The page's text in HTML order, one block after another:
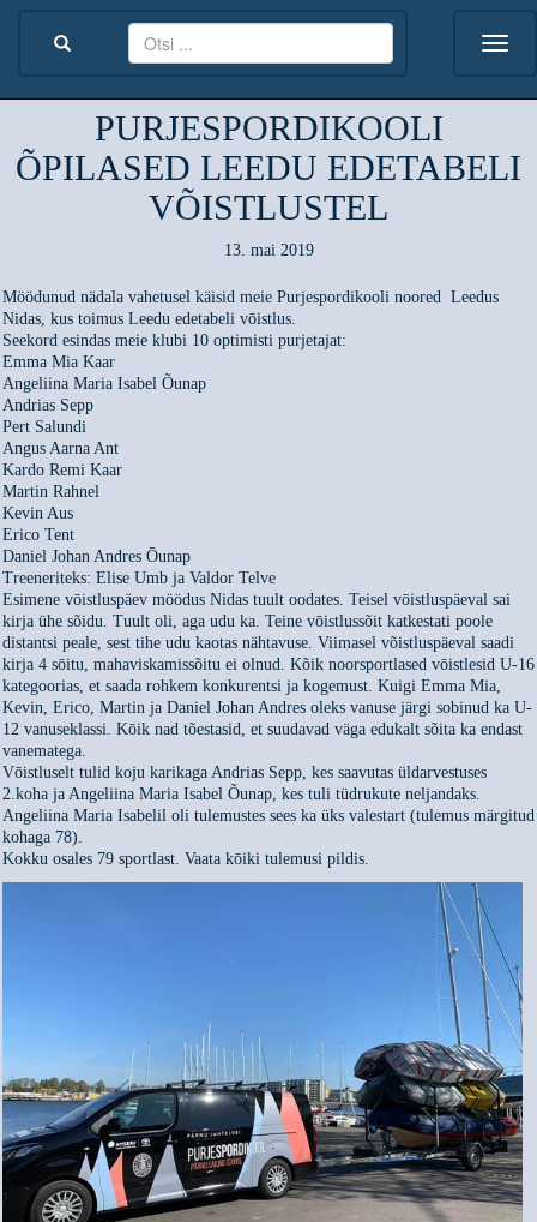
PURJESPORDIKOOLI
ÕPILASED LEEDU EDETABELI
VÕISTLUSTEL
13. mai 2019
Möödunud nädala vahetusel käisid meie Purjespordikooli noored Leedus
Nidas, kus toimus Leedu edetabeli vōistlus.
Seekord esindas meie klubi 10 optimisti purjetajat:
Emma Mia Kaar
Angeliina Maria Isabel Õunap
Andrias Sepp
Pert Salundi
Angus Aarna Ant
Kardo Remi Kaar
Martin Rahnel
Kevin Aus
Erico Tent
Daniel Johan Andres Ōunap
Treeneriteks: Elise Umb ja Valdor Telve
Esimene vōistluspäev möödus Nidas tuult oodates. Teisel vōistluspäeval sai
kirja ühe sõidu. Tuult oli, aga udu ka. Teine vōistlussõit katkestati poole
distantsi peale, sest tihe udu kaotas nähtavuse. Viimasel võistluspäeval saadi
kirja 4 sōitu, mahaviskamissõitu ei olnud. Kõik noorsportlased vōistlesid U-16
kategoorias, et saada rohkem konkurentsi ja kogemust. Kuigi Emma Mia,
Kevin, Erico, Martin ja Daniel Johan Andres oleks vanuse järgi sobinud ka U-
12 vanuseklassi. Kōik nad tõestasid, et suudavad väga edukalt sõita ka endast
vanematega.
Vōistluselt tulid koju karikaga Andrias Sepp, kes saavutas üldarvestuses
2.koha ja Angeliina Maria Isabel Õunap, kes tuli tüdrukute neljandaks.
Angeliina Maria Isabelil oli tulemustes sees ka üks valestart (tulemus märgitud
kohaga 78).
Kokku osales 79 sportlast. Vaata kōiki tulemusi pildis.